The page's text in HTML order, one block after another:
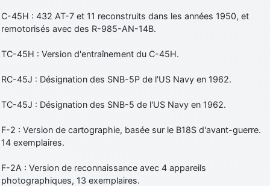
C-45H : 432 AT-7 et 11 reconstruits dans les années 1950, et
remotorisés avec des R-985-AN-14B.
TC-45H : Version d'entraînement du C-45H.
RC-45J : Désignation des SNB-5P de l'US Navy en 1962.
TC-45J : Désignation des SNB-5 de l'US Navy en 1962.
F-2 : Version de cartographie, basée sur le B18S d'avant-guerre.
14 exemplaires.
F-2A : Version de reconnaissance avec 4 appareils
photographiques, 13 exemplaires.